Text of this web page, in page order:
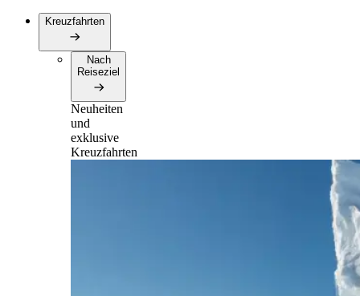
Kreuzfahrten
Nach
Reiseziel
Neuheiten
und
exklusive
Kreuzfahrten